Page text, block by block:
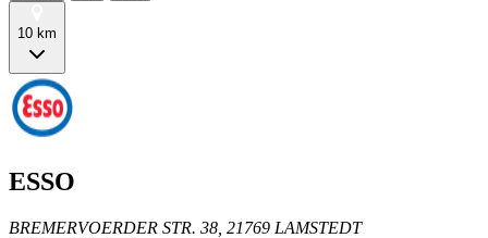
10 km
ESSO
BREMERVOERDER STR. 38, 21769 LAMSTEDT